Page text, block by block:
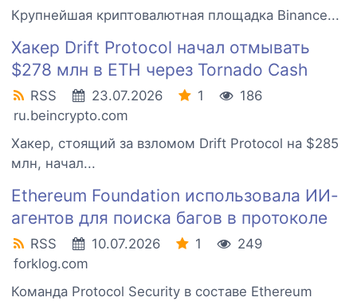
Крупнейшая криптовалютная площадка Binance...
Хакер Drift Protocol начал отмывать
$278 млн в ETH через Tornado Cash
RSS 23.07.2026 1
186
ru.beincrypto.com
Хакер, стоящий за взломом Drift Protocol на $285
млн, начал...
Ethereum Foundation использовала ИИ-
агентов для поиска багов в протоколе
RSS 10.07.2026 1
249
forklog.com
Команда Protocol Security в составе Ethereum